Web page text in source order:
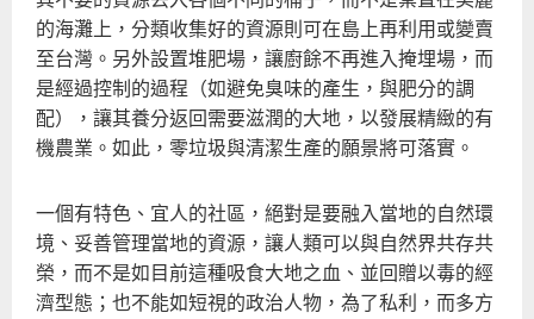
的海灘上，分類收集好的資源則可在島上再利用或變賣
至台灣。另外設置堆肥場，讓廚餘不再進入掩埋場，而
是經過控制的過程（如避免臭味的產生，與肥分的調
配），讓其養分返回需要滋潤的大地，以發展精緻的有
機農業。如此，零垃圾與清潔生產的願景將可落實。
一個有特色、宜人的社區，絕對是要融入當地的自然環
境、妥善管理當地的資源，讓人類可以與自然界共存共
榮，而不是如目前這種吸食大地之血、並回贈以毒的經
濟型態；也不能如短視的政治人物，為了私利，而多方